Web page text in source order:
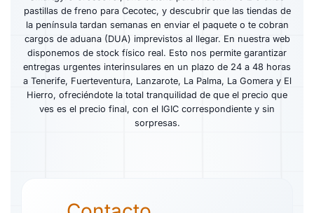
pastillas de freno para Cecotec, y descubrir que las tiendas de
la península tardan semanas en enviar el paquete o te cobran
cargos de aduana (DUA) imprevistos al llegar. En nuestra web
disponemos de stock físico real. Esto nos permite garantizar
entregas urgentes interinsulares en un plazo de 24 a 48 horas
a Tenerife, Fuerteventura, Lanzarote, La Palma, La Gomera y El
Hierro, ofreciéndote la total tranquilidad de que el precio que
ves es el precio final, con el IGIC correspondiente y sin
sorpresas.